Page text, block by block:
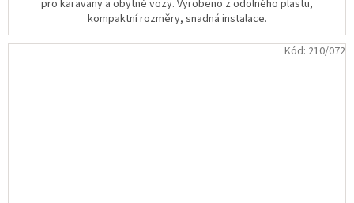
pro karavany a obytné vozy. Vyrobeno z odolného plastu,
kompaktní rozměry, snadná instalace.
Kód: 210/072